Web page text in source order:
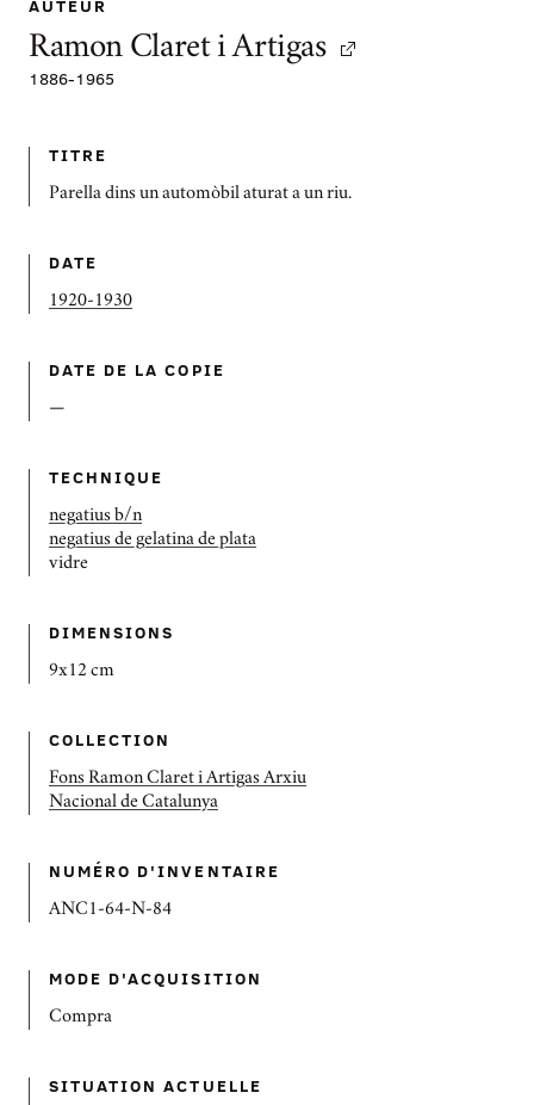
AUTEUR
Ramon Claret i Artigas
1886-1965
TITRE
Parella dins un automòbil aturat a un riu.
DATE
1920-1930
DATE DE LA COPIE
—
TECHNIQUE
negatius b/n
negatius de gelatina de plata
vidre
DIMENSIONS
9x12 cm
COLLECTION
Fons Ramon Claret i Artigas Arxiu
Nacional de Catalunya
NUMÉRO D'INVENTAIRE
ANC1-64-N-84
MODE D'ACQUISITION
Compra
SITUATION ACTUELLE